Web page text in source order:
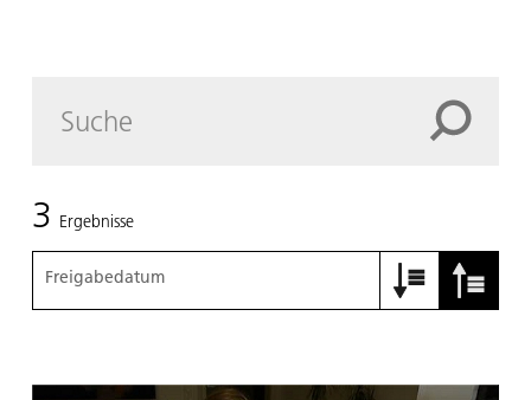
3 Ergebnisse
Freigabedatum